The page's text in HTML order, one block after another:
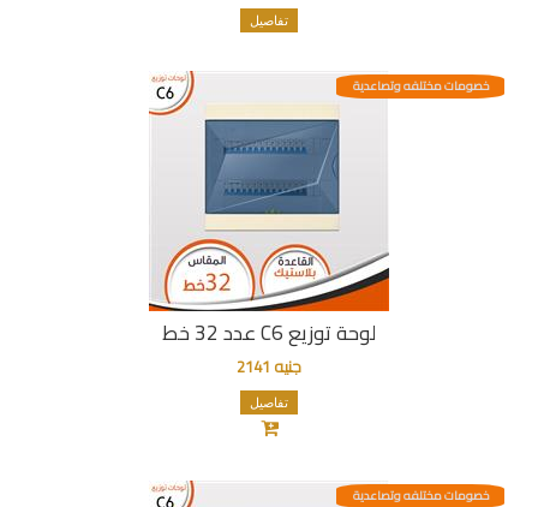
تفاصيل
لوحة توزيع C6 عدد 32 خط
خصومات مختلفه وتصاعدية
جنيه 2141
تفاصيل
خصومات مختلفه وتصاعدية